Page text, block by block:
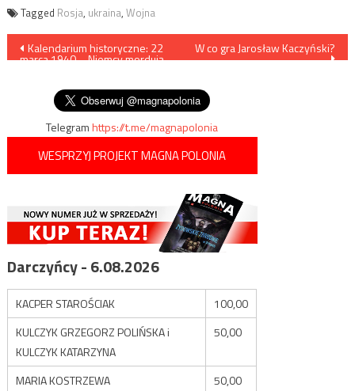
Tagged Rosja, ukraina, Wojna
Nawigacja
wpisu
Kalendarium historyczne: 22
marca 1940 – Niemcy mordują
W co gra Jarosław Kaczyński?
Telegramhttps://t.me/magnapolonia
WESPRZYJ PROJEKT MAGNA POLONIA
Darczyńcy - 6.08.2026
KACPER STAROŚCIAK
100,00
KULCZYK GRZEGORZ POLIŃSKA i
KULCZYK KATARZYNA
50,00
MARIA KOSTRZEWA 50,00